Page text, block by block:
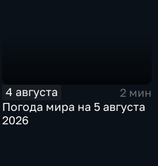
4 августа
2 мин
Погода мира на 5 августа
2026